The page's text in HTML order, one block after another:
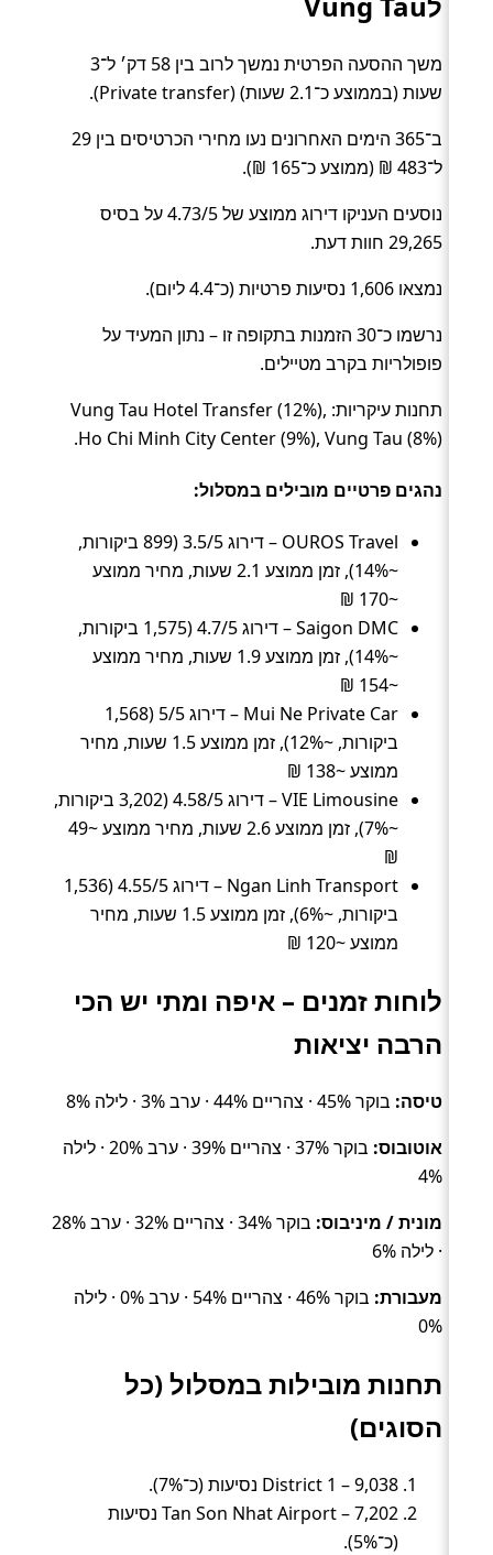
משך ההסעה הפרטית נמשך לרוב בין 58 דק׳ ל־3
שעות (בממוצע כ־2.1 שעות) (Private transfer).
ב־365 הימים האחרונים נעו מחירי הכרטיסים בין 29
ל־483 ₪ (ממוצע כ־165 ₪).
נוסעים העניקו דירוג ממוצע של 4.73/5 על בסיס
29,265 חוות דעת.
נמצאו 1,606 נסיעות פרטיות (כ־4.4 ליום).
נרשמו כ־30 הזמנות בתקופה זו – נתון המעיד על
פופולריות בקרב מטיילים.
תחנות עיקריות: Vung Tau Hotel Transfer (12%),
Ho Chi Minh City Center (9%), Vung Tau (8%).
נהגים פרטיים מובילים במסלול:
OUROS Travel – דירוג 3.5/5 (899 ביקורות,
~14%), זמן ממוצע 2.1 שעות, מחיר ממוצע
~170 ₪
Saigon DMC – דירוג 4.7/5 (1,575 ביקורות,
~14%), זמן ממוצע 1.9 שעות, מחיר ממוצע
~154 ₪
Mui Ne Private Car – דירוג 5/5 (1,568
ביקורות, ~12%), זמן ממוצע 1.5 שעות, מחיר
ממוצע ~138 ₪
VIE Limousine – דירוג 4.58/5 (3,202 ביקורות,
~7%), זמן ממוצע 2.6 שעות, מחיר ממוצע ~49
₪
Ngan Linh Transport – דירוג 4.55/5 (1,536
ביקורות, ~6%), זמן ממוצע 1.5 שעות, מחיר
ממוצע ~120 ₪
לוחות זמנים – איפה ומתי יש הכי
הרבה יציאות
טיסה: בוקר 45% · צהריים 44% · ערב 3% · לילה 8%
אוטובוס:
בוקר 37% · צהריים 39% · ערב 20% · לילה
4%
מונית / מיניבוס:
בוקר 34% · צהריים 32% · ערב 28%
· לילה 6%
מעבורת:
בוקר 46% · צהריים 54% · ערב 0% · לילה
0%
תחנות מובילות במסלול (כל
הסוגים)
District 1 – 9,038 נסיעות (כ־7%).
Tan Son Nhat Airport – 7,202 נסיעות
(כ־5%).